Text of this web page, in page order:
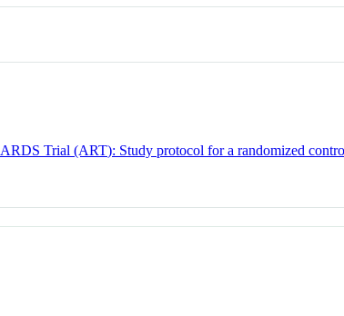
Trial (ART): Study protocol for a randomized